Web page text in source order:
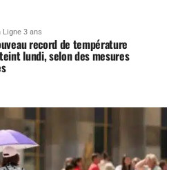
Ligne 3 ans
record de température
lundi, selon des mesures